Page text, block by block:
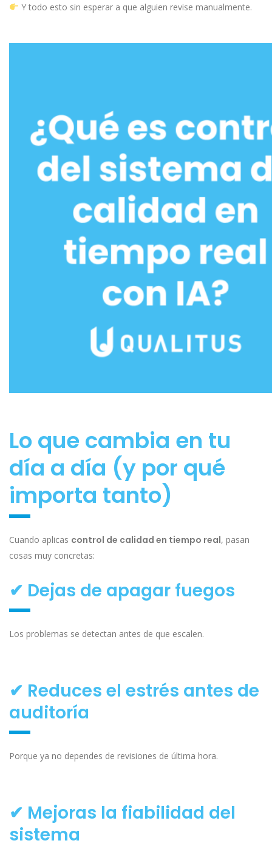
Y todo esto sin esperar a que alguien revise manualmente.
Lo que cambia en tu
día a día (y por qué
importa tanto)
Cuando aplicas control de calidad en tiempo real, pasan
cosas muy concretas:
✔ Dejas de apagar fuegos
Los problemas se detectan antes de que escalen.
✔ Reduces el estrés antes de
auditoría
Porque ya no dependes de revisiones de última hora.
✔ Mejoras la fiabilidad del
sistema